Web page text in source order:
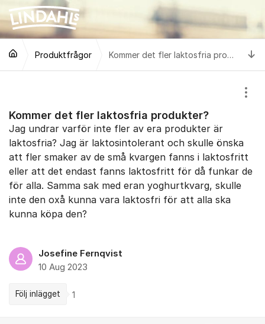
Hoppa till innehåll
Produktfrågor Kommer det fler laktosfria produkter?
Kommer det fler laktosfria produkter?
Jag undrar varför inte fler av era produkter är
laktosfria? Jag är laktosintolerant och skulle önska
att fler smaker av de små kvargen fanns i laktosfritt
eller att det endast fanns laktosfritt för då funkar de
för alla. Samma sak med eran yoghurtkvarg, skulle
inte den oxå kunna vara laktosfri för att alla ska
kunna köpa den?
Josefine Fernqvist
10 Aug 2023
Följ inlägget 1